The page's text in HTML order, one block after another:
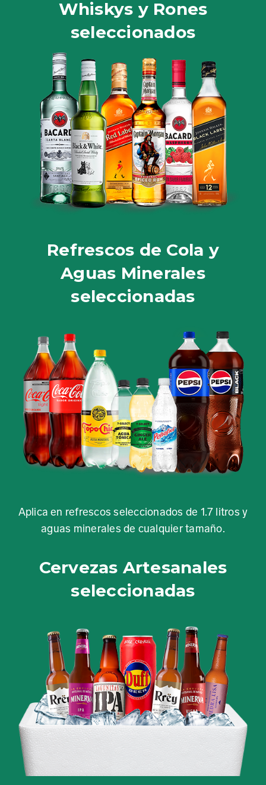
Whiskys y Rones
seleccionados
Refrescos de Cola y
Aguas Minerales
seleccionadas
Aplica en refrescos seleccionados de 1.7 litros y
aguas minerales de cualquier tamaño.
Cervezas Artesanales
seleccionadas